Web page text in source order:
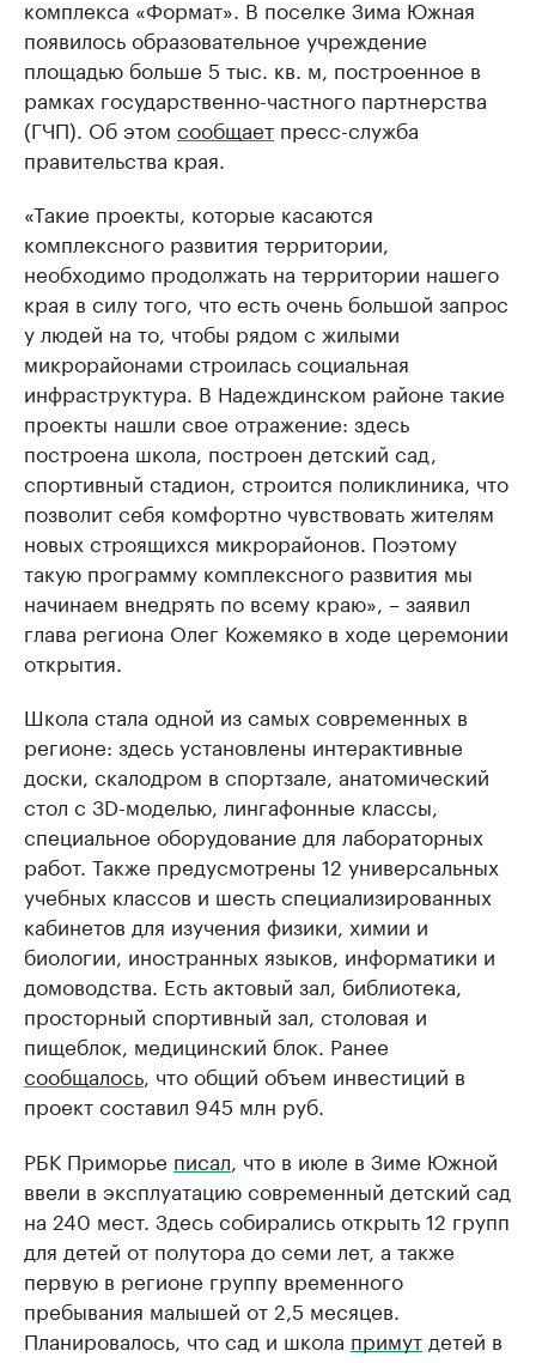
комплекса «Формат». В поселке Зима Южная
появилось образовательное учреждение
площадью больше 5 тыс. кв. м, построенное в
рамках государственно-частного партнерства
(ГЧП). Об этом сообщает пресс-служба
правительства края.
«Такие проекты, которые касаются
комплексного развития территории,
необходимо продолжать на территории нашего
края в силу того, что есть очень большой запрос
у людей на то, чтобы рядом с жилыми
микрорайонами строилась социальная
инфраструктура. В Надеждинском районе такие
проекты нашли свое отражение: здесь
построена школа, построен детский сад,
спортивный стадион, строится поликлиника, что
позволит себя комфортно чувствовать жителям
новых строящихся микрорайонов. Поэтому
такую программу комплексного развития мы
начинаем внедрять по всему краю», – заявил
глава региона Олег Кожемяко в ходе церемонии
открытия.
Школа стала одной из самых современных в
регионе: здесь установлены интерактивные
доски, скалодром в спортзале, анатомический
стол с 3D-моделью, лингафонные классы,
специальное оборудование для лабораторных
работ. Также предусмотрены 12 универсальных
учебных классов и шесть специализированных
кабинетов для изучения физики, химии и
биологии, иностранных языков, информатики и
домоводства. Есть актовый зал, библиотека,
просторный спортивный зал, столовая и
пищеблок, медицинский блок. Ранее
сообщалось , что общий объем инвестиций в
проект составил 945 млн руб.
РБК Приморье писал , что в июле в Зиме Южной
ввели в эксплуатацию современный детский сад
на 240 мест. Здесь собирались открыть 12 групп
для детей от полутора до семи лет, а также
первую в регионе группу временного
пребывания малышей от 2,5 месяцев.
Планировалось, что сад и школа примут детей в